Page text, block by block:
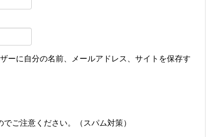
ーに自分の名前、メールアドレス、サイトを保存す
ご注意ください。（スパム対策）